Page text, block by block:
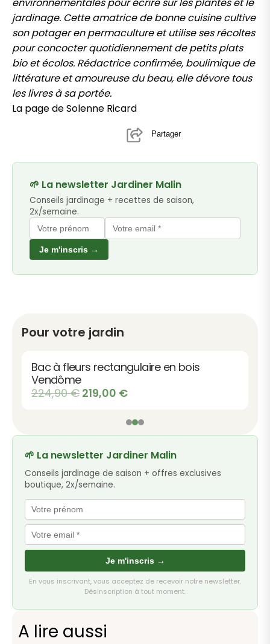
jardinage. Cette amatrice de bonne cuisine cultive
son potager en permaculture et utilise ses récoltes
pour concocter quotidiennement de petits plats
bio et écolos. Rédactrice confirmée, boulimique de
littérature et amoureuse du beau, elle dévore tous
les livres à sa portée.
La page de Solenne Ricard
Partager
🌱 La newsletter Jardiner Malin
Conseils jardinage + recettes de saison,
2x/semaine.
Je m'inscris →
Pour votre jardin
Bac à fleurs rectangulaire en bois
Vendôme
224,90€ Le
était :
224,90 €.
219,00 €Le
actuel
est :
219,00 €.
🌱 La newsletter Jardiner Malin
Conseils jardinage de saison + offres exclusives
boutique, 2x/semaine.
Je m'inscris →
En vous inscrivant, vous acceptez de recevoir notre newsletter.
Désinscription à tout moment.
A lire aussi